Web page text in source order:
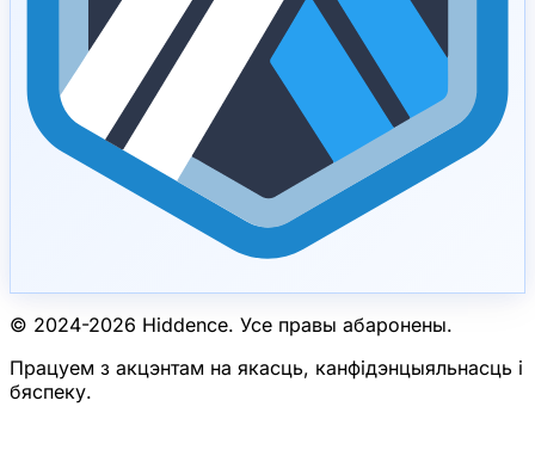
© 2024-2026 Hiddence. Усе правы абаронены.
Працуем з акцэнтам на якасць, канфідэнцыяльнасць і
бяспеку.